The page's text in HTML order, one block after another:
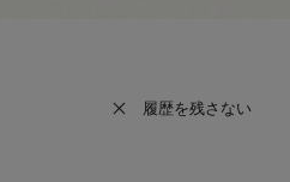
履歴を残さない